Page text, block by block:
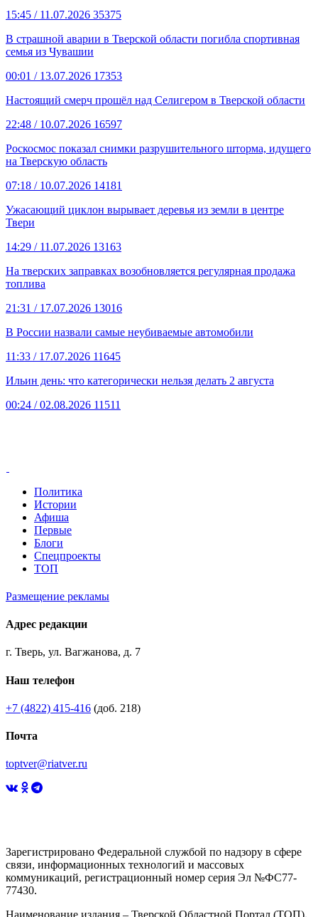
15:45 / 11.07.2026 35375
В страшной аварии в Тверской области погибла спортивная
семья из Чувашии
00:01 / 13.07.2026 17353
Настоящий смерч прошёл над Селигером в Тверской области
22:48 / 10.07.2026 16597
Роскосмос показал снимки разрушительного шторма, идущего
на Тверскую область
07:18 / 10.07.2026 14181
Ужасающий циклон вырывает деревья из земли в центре
Твери
14:29 / 11.07.2026 13163
На тверских заправках возобновляется регулярная продажа
топлива
21:31 / 17.07.2026 13016
В России назвали самые неубиваемые автомобили
11:33 / 17.07.2026 11645
Ильин день: что категорически нельзя делать 2 августа
00:24 / 02.08.2026 11511
Политика
Истории
Афиша
Первые
Блоги
Спецпроекты
ТОП
Размещение рекламы
Адрес редакции
г. Тверь, ул. Вагжанова, д. 7
Наш телефон
+7 (4822) 415-416 (доб. 218)
Почта
toptver@riatver.ru
Зарегистрировано Федеральной службой по надзору в сфере
связи, информационных технологий и массовых
коммуникаций, регистрационный номер серия Эл №ФС77-
77430.